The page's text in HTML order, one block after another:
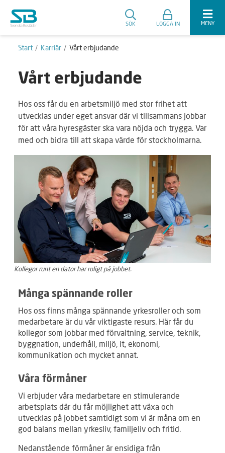
SÖK LOGGA IN MENY
Start Karriär Vårt erbjudande
Vårt erbjudande
Hos oss får du en arbetsmiljö med stor frihet att
utvecklas under eget ansvar där vi tillsammans jobbar
för att våra hyresgäster ska vara nöjda och trygga. Var
med och bidra till att skapa värde för stockholmarna.
Kollegor runt en dator har roligt på jobbet.
Många spännande roller
Hos oss finns många spännande yrkesroller och som
medarbetare är du vår viktigaste resurs. Här får du
kollegor som jobbar med förvaltning, service, teknik,
byggnation, underhåll, miljö, it, ekonomi,
kommunikation och mycket annat.
Våra förmåner
Vi erbjuder våra medarbetare en stimulerande
arbetsplats där du får möjlighet att växa och
utvecklas på jobbet samtidigt som vi är måna om en
god balans mellan yrkesliv, familjeliv och fritid.
Nedanstående förmåner är ensidiga från